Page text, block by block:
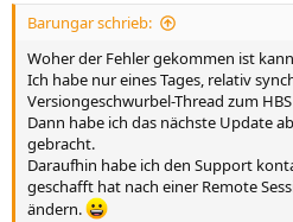
Barungar schrieb:
Woher der Fehler gekommen ist
Ich habe nur eines Tages, relativ
Versiongeschwurbel-Thread zum
Dann habe ich das nächste Update
gebracht.
Daraufhin habe ich den Support
geschafft hat nach einer Remote
ändern.